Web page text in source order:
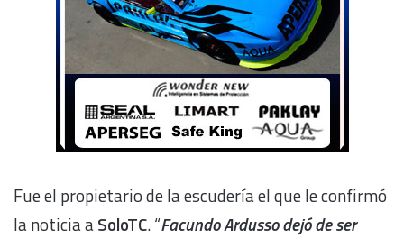
Fue el propietario de la escudería el que le confirmó
la noticia aSoloTC. “Facundo Ardusso dejó de ser